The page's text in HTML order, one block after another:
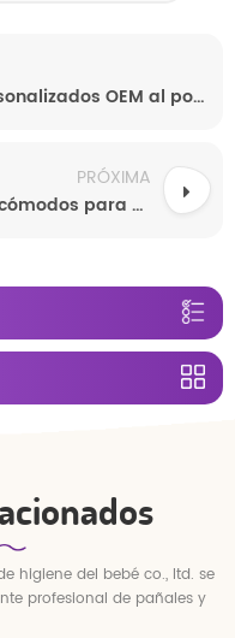
Pañales para bebés personalizados OEM al por mayor
PRÓXIMA
Pañales desechables suaves y cómodos para bebés
higiene del bebé co., ltd. se
profesional de pañales y